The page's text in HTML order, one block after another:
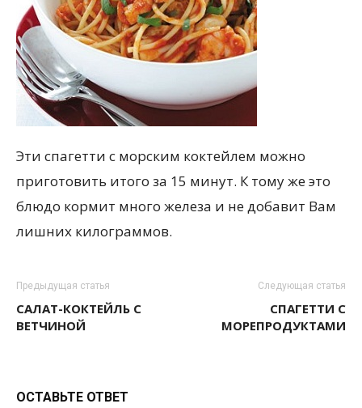
Эти спагетти с морским коктейлем можно
приготовить итого за 15 минут. К тому же это
блюдо кормит много железа и не добавит Вам
лишних килограммов.
Предыдущая статья
САЛАТ-КОКТЕЙЛЬ С
ВЕТЧИНОЙ
Следующая статья
СПАГЕТТИ С
МОРЕПРОДУКТАМИ
ОСТАВЬТЕ ОТВЕТ